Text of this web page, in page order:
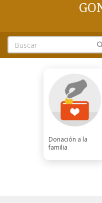
Donación a la
familia